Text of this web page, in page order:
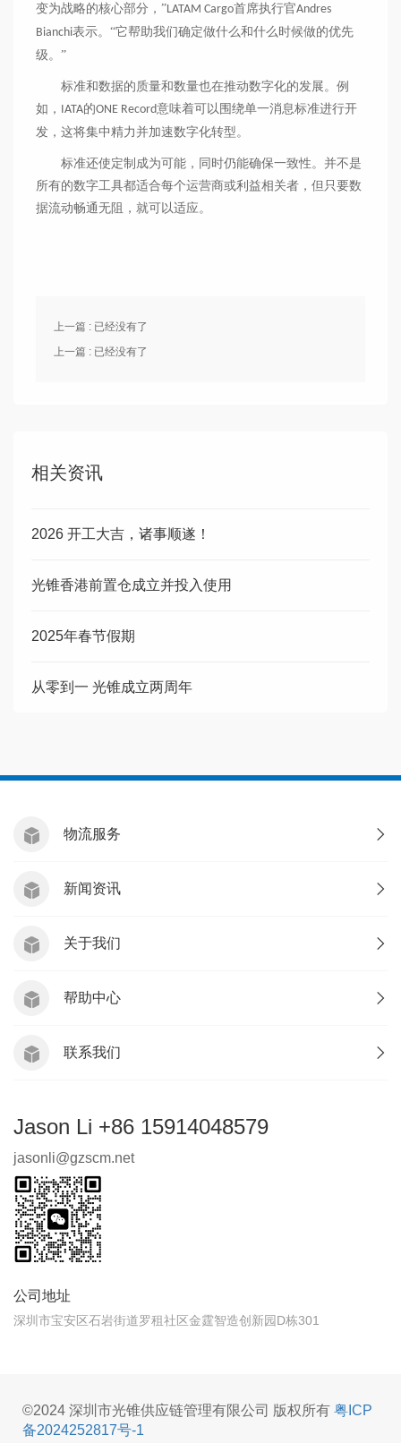
变为战略的核心部分，”LATAM Cargo首席执行官Andres
Bianchi表示。“它帮助我们确定做什么和什么时候做的优先
级。”
标准和数据的质量和数量也在推动数字化的发展。例
如， IATA的ONE Record意味着可以围绕单一消息标准进行开
发，这将集中精力并加速数字化转型。
标准还使定制成为可能，同时仍能确保一致性。并不是
所有的数字工具都适合每个运营商或利益相关者，但只要数
据流动畅通无阻，就可以适应。
上一篇 : 已经没有了
上一篇 : 已经没有了
相关资讯
2026 开工大吉，诸事顺遂！
光锥香港前置仓成立并投入使用
2025年春节假期
从零到一 光锥成立两周年
物流服务
新闻资讯
关于我们
帮助中心
联系我们
Jason Li +86 15914048579
jasonli@gzscm.net
公司地址
深圳市宝安区石岩街道罗租社区金霆智造创新园D栋301
©2024 深圳市光锥供应链管理有限公司 版权所有 粤ICP
备2024252817号-1